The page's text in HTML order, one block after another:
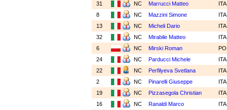
31
NC Marrucci Matteo
8
NC Mazzini Simone
13
NC Micheli Dario
32
NC Mirabile Matteo
6
NC Mirski Roman
24
NC Parducci Michele
22
NC Perfilyeva Svetlana
2
NC Pinarelli Giuseppe
19
NC Pizzasegola Christian
16
NC Ranaldi Marco